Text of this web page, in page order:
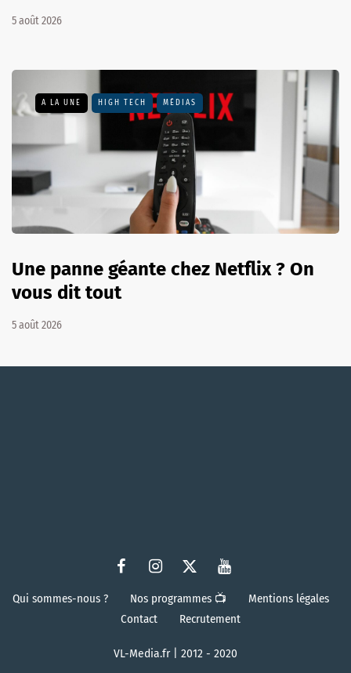
5 août 2026
A LA UNE HIGH TECH MÉDIAS
Une panne géante chez Netflix ? On
vous dit tout
5 août 2026
Qui sommes-nous ? Nos programmes 📺
Mentions légales
Contact
Recrutement
VL-Media.fr | 2012 - 2020